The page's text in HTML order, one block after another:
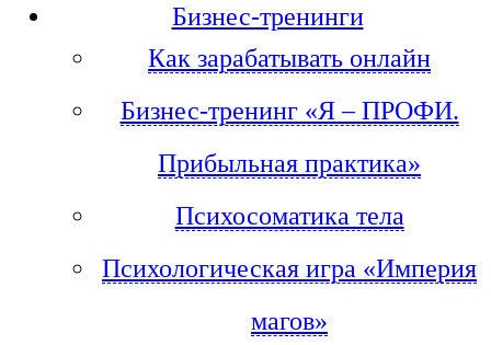
Бизнес-тренинги
Как зарабатывать онлайн
Бизнес-тренинг «Я – ПРОФИ.
Прибыльная практика»
Психосоматика тела
Психологическая игра «Империя
магов»